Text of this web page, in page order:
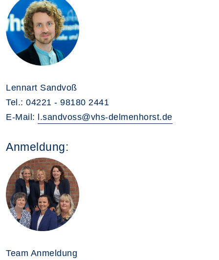
Lennart Sandvoß
Tel.: 04221 - 98180 2441
E-Mail: l.sandvoss@vhs-delmenhorst.de
Anmeldung:
Team Anmeldung